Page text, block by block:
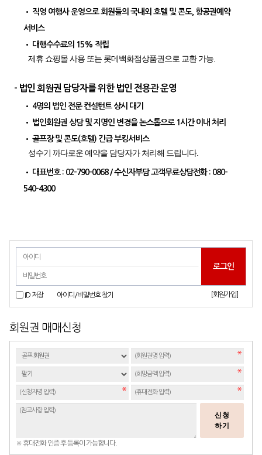
• 직영 여행사 운영으로 회원들의 국내외 호텔 및 콘도, 항공권예약
서비스
• 대행수수료의 15% 적립
제휴 쇼핑몰 사용 또는 롯데백화점상품권으로 교환 가능.
- 법인 회원권 담당자를 위한 법인 전용관 운영
• 4명의 법인 전문 컨설턴트 상시 대기
• 법인회원권 상담 및 지명인 변경을 논스톱으로 1시간 이내 처리
• 골프장 및 콘도(호텔) 긴급 부킹서비스
성수기 까다로운 예약을 담당자가 처리해 드립니다.
• 대표번호 : 02-790-0068 / 수신자부담 고객무료상담전화 : 080-
540-4300
ID 저장 아이디/비밀번호 찾기 [회원가입]
회원권 매매신청
신청
하기
※ 휴대전화 인증 후 등록이 가능합니다.